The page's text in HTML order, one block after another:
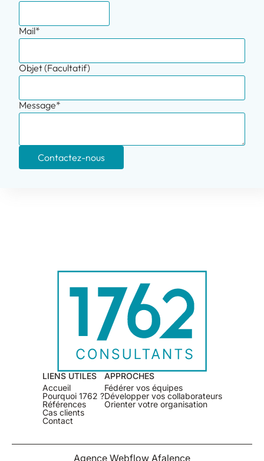
Mail*
Objet (Facultatif)
Message*
LIENS UTILES
Accueil
Pourquoi 1762 ?
Références
Cas clients
Contact
APPROCHES
Fédérer vos équipes
Développer vos collaborateurs
Orienter votre organisation
Agence Webflow Afalence